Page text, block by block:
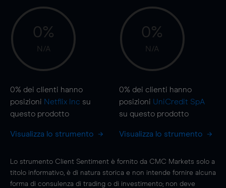
0%
N/A
0% dei clienti hanno
posizioni Netflix Inc su
questo prodotto
Visualizza lo strumento
0%
N/A
0% dei clienti hanno
posizioni UniCredit SpA
su questo prodotto
Visualizza lo strumento
Lo strumento Client Sentiment è fornito da CMC Markets solo a
titolo informativo, è di natura storica e non intende fornire alcuna
forma di consulenza di trading o di investimento; non deve